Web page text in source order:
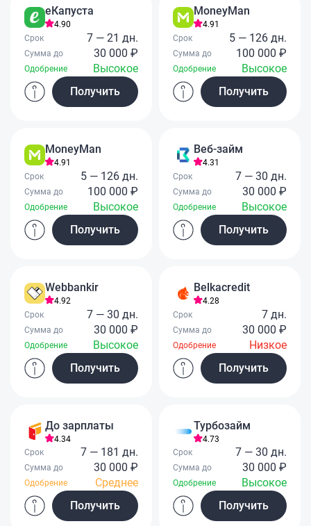
еКапуста
4.90
Срок
7 — 21 дн.
Сумма до 30 000 ₽
Одобрение
Высокое
Получить
MoneyMan
4.91
Срок
5 — 126 дн.
Сумма до 100 000 ₽
Одобрение
Высокое
Получить
MoneyMan
4.91
Срок
5 — 126 дн.
Сумма до 100 000 ₽
Одобрение
Высокое
Получить
Веб-займ
4.31
Срок
7 — 30 дн.
Сумма до 30 000 ₽
Одобрение
Высокое
Получить
Webbankir
4.92
Срок
7 — 30 дн.
Сумма до 30 000 ₽
Одобрение
Высокое
Получить
Belkacredit
4.28
Срок
7 дн.
Сумма до 30 000 ₽
Одобрение
Низкое
Получить
До зарплаты
4.34
Срок
7 — 181 дн.
Сумма до 30 000 ₽
Одобрение
Среднее
Получить
Турбозайм
4.73
Срок
7 — 30 дн.
Сумма до 30 000 ₽
Одобрение
Высокое
Получить